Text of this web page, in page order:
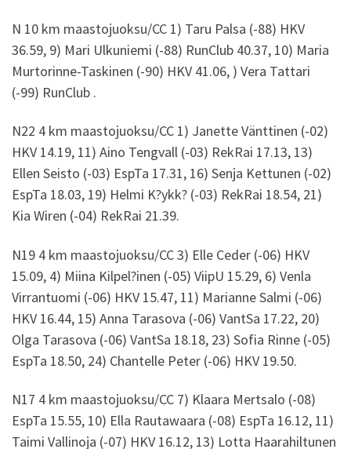
N 10 km maastojuoksu/CC 1) Taru Palsa (-88) HKV
36.59, 9) Mari Ulkuniemi (-88) RunClub 40.37, 10) Maria
Murtorinne-Taskinen (-90) HKV 41.06, ) Vera Tattari
(-99) RunClub .
N22 4 km maastojuoksu/CC 1) Janette Vänttinen (-02)
HKV 14.19, 11) Aino Tengvall (-03) RekRai 17.13, 13)
Ellen Seisto (-03) EspTa 17.31, 16) Senja Kettunen (-02)
EspTa 18.03, 19) Helmi K?ykk? (-03) RekRai 18.54, 21)
Kia Wiren (-04) RekRai 21.39.
N19 4 km maastojuoksu/CC 3) Elle Ceder (-06) HKV
15.09, 4) Miina Kilpel?inen (-05) ViipU 15.29, 6) Venla
Virrantuomi (-06) HKV 15.47, 11) Marianne Salmi (-06)
HKV 16.44, 15) Anna Tarasova (-06) VantSa 17.22, 20)
Olga Tarasova (-06) VantSa 18.18, 23) Sofia Rinne (-05)
EspTa 18.50, 24) Chantelle Peter (-06) HKV 19.50.
N17 4 km maastojuoksu/CC 7) Klaara Mertsalo (-08)
EspTa 15.55, 10) Ella Rautawaara (-08) EspTa 16.12, 11)
Taimi Vallinoja (-07) HKV 16.12, 13) Lotta Haarahiltunen